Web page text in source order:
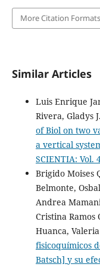
More Citation Formats
Similar Articles
Luis Enrique
Rivera, Gladys
of Biol on two
a vertical
SCIENTIA: Vol.
Brigido Moises
Belmonte,
Andrea
Cristina Ramos
Huanca,
fisicoquímicos
Batsch] y su